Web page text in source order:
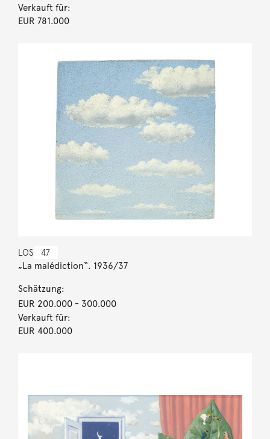
Verkauft für:
EUR 781.000
LOS 47
„La malédiction“. 1936/37
Schätzung:
EUR 200.000- 300.000
Verkauft für:
EUR 400.000